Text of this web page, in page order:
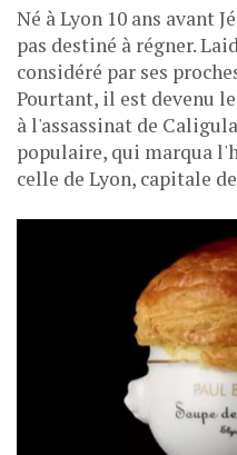
Né à Lyon 10 ans avant
pas destiné à régner.
considéré par ses
Pourtant, il est devenu
à l'assassinat de
populaire, qui marqua
celle de Lyon, capitale